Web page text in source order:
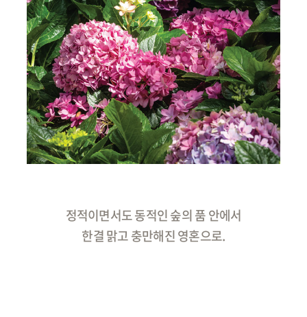
정적이면서도 동적인 숲의 품 안에서
한결 맑고 충만해진 영혼으로.